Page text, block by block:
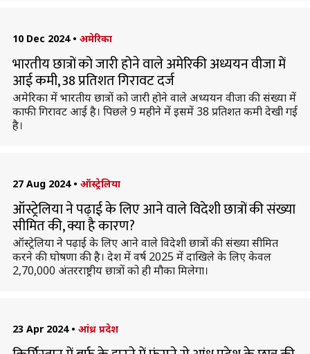
10 Dec 2024 • अमेरिका
भारतीय छात्रों को जारी होने वाले अमेरिकी अध्ययन वीजा में
आई कमी, 38 प्रतिशत गिरावट दर्ज
अमेरिका में भारतीय छात्रों को जारी होने वाले अध्ययन वीजा की संख्या में
काफी गिरावट आई है। पिछले 9 महीने में इसमें 38 प्रतिशत कमी देखी गई
है।
27 Aug 2024 • ऑस्ट्रेलिया
ऑस्ट्रेलिया ने पढ़ाई के लिए आने वाले विदेशी छात्रों की संख्या
सीमित की, क्या है कारण?
ऑस्ट्रेलिया ने पढ़ाई के लिए आने वाले विदेशी छात्रों की संख्या सीमित
करने की घोषणा की है। देश में वर्ष 2025 में दाखिले के लिए केवल
2,70,000 अंतरराष्ट्रीय छात्रों को ही मौका मिलेगा।
23 Apr 2024 • आंध्र प्रदेश